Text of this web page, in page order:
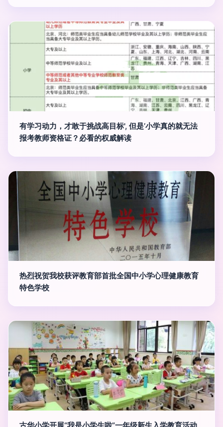
有学习动力，才敢于挑战高目标', 但是’小学真的就无法
报考教师资格证？必看的权威解读
热烈祝贺我校获评教育部首批全国中小学心理健康教育
特色学校
古华小学开展“我是小学生啦”一年级新生入学教育活动